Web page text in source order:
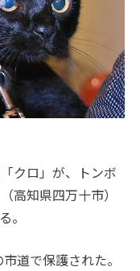
クロ」が、トンボ
高知県四万十市）
。
道で保護された。